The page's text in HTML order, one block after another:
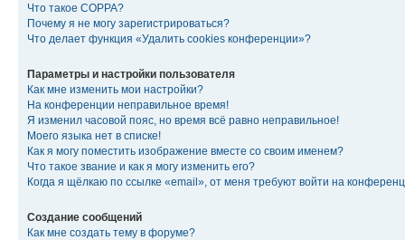
Что такое COPPA?
Почему я не могу зарегистрироваться?
Что делает функция «Удалить cookies конференции»?
Параметры и настройки пользователя
Как мне изменить мои настройки?
На конференции неправильное время!
Я изменил часовой пояс, но время всё равно неправильное!
Моего языка нет в списке!
Как я могу поместить изображение вместе со своим именем?
Что такое звание и как я могу изменить его?
Когда я щёлкаю по ссылке «email», от меня требуют войти на
Создание сообщений
Как мне создать тему в форуме?